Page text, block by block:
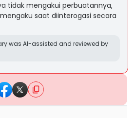
tidak mengakui perbuatannya,
saat diinterogasi secara
was AI-assisted and reviewed by